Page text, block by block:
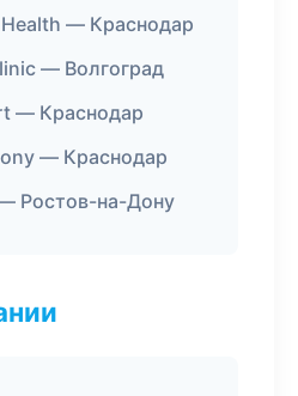
— Краснодар
— Волгоград
— Краснодар
— Краснодар
Ростов-на-Дону